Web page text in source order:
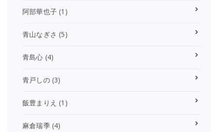
阿部華也子 (1)
青山なぎさ (5)
青島心 (4)
青戸しの(3)
飯豊まりえ (1)
麻倉瑞季(4)